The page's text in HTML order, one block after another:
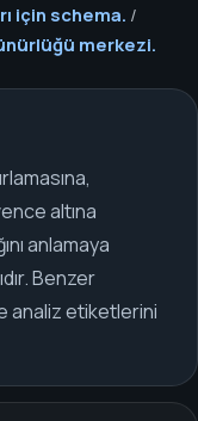
için schema. /
merkezi.
altına
anlamaya
Benzer
analiz etiketlerini